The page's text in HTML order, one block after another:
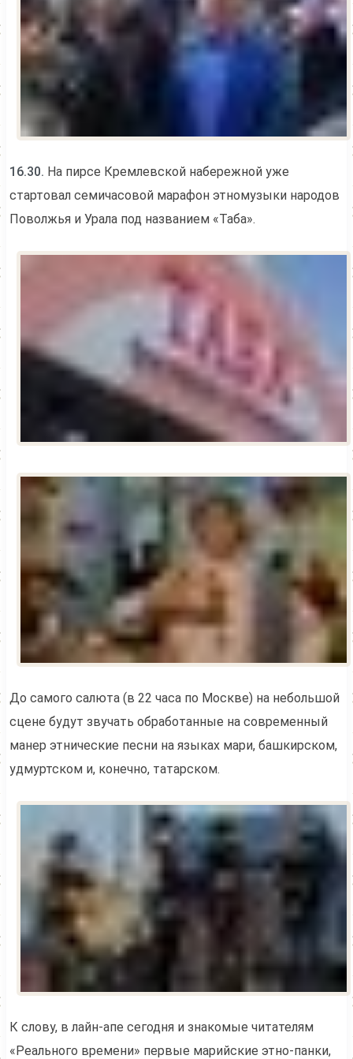
16.30. На пирсе Кремлевской набережной уже
стартовал семичасовой марафон этномузыки народов
Поволжья и Урала под названием «Таба».
До самого салюта (в 22 часа по Москве) на небольшой
сцене будут звучать обработанные на современный
манер этнические песни на языках мари, башкирском,
удмуртском и, конечно, татарском.
К слову, в лайн-апе сегодня и знакомые читателям
«Реального времени» первые марийские этно-панки,